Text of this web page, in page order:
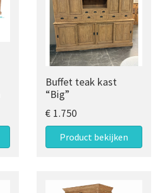
Buffet teak kast
“Big”
€ 1.750
Product bekijken